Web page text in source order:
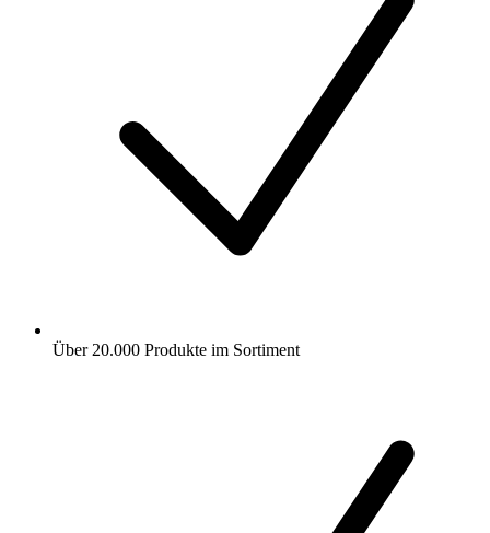
Über 20.000 Produkte im Sortiment